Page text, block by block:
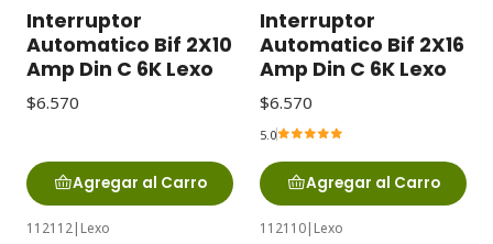
Interruptor
Automatico Bif 2X10
Amp Din C 6K Lexo
$6.570
Agregar al Carro
Interruptor
Automatico Bif 2X16
Amp Din C 6K Lexo
$6.570
5.0
Agregar al Carro
112112| Lexo 112110| Lexo